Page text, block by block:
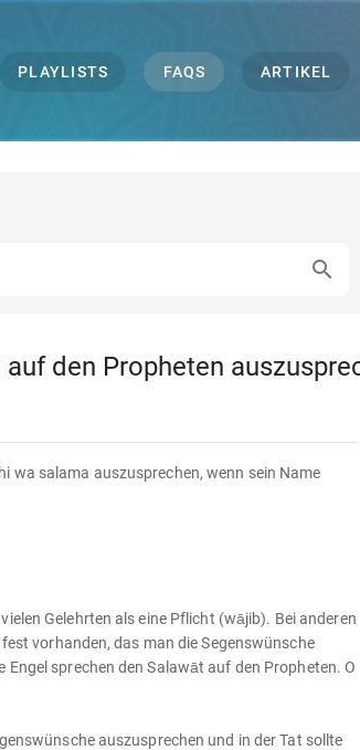
PLAYLISTS FAQS ARTIKEL
den Propheten
wa salama auszusprechen, wenn sein Name
Gelehrten als eine Pflicht (wājib). Bei anderen
vorhanden, das man die Segenswünsche
sprechen den Salawāt auf den Propheten. O
auszusprechen und in der Tat sollte